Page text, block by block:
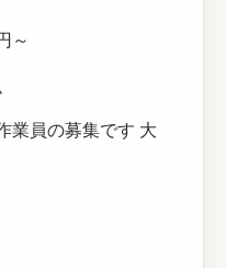
～
員の募集です 大